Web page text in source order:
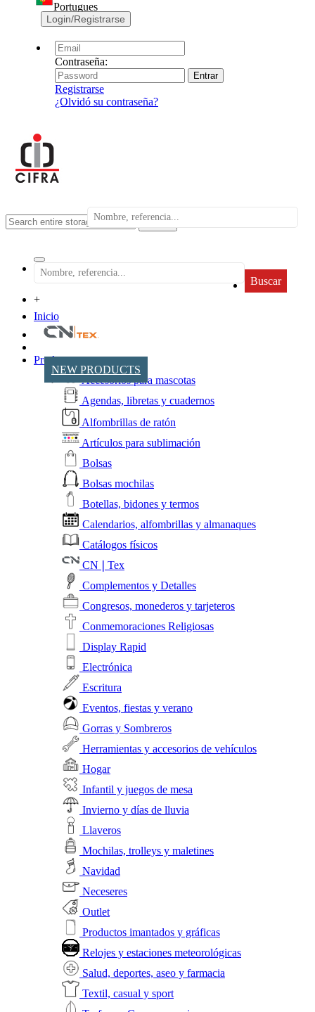
Portugues
Login/Registrarse
Contraseña:
Registrarse
¿Olvidó su contraseña?
search
Buscar
+
Inicio
NEW PRODUCTS
Productos
Accesorios para mascotas
Agendas, libretas y cuadernos
Alfombrillas de ratón
Artículos para sublimación
Bolsas
Bolsas mochilas
Botellas, bidones y termos
Calendarios, alfombrillas y almanaques
Catálogos físicos
CN❘Tex
Complementos y Detalles
Congresos, monederos y tarjeteros
Conmemoraciones Religiosas
Display Rapid
Electrónica
Escritura
Eventos, fiestas y verano
Gorras y Sombreros
Herramientas y accesorios de vehículos
Hogar
Infantil y juegos de mesa
Invierno y días de lluvia
Llaveros
Mochilas, trolleys y maletines
Navidad
Neceseres
Outlet
Productos imantados y gráficas
Relojes y estaciones meteorológicas
Salud, deportes, aseo y farmacia
Textil, casual y sport